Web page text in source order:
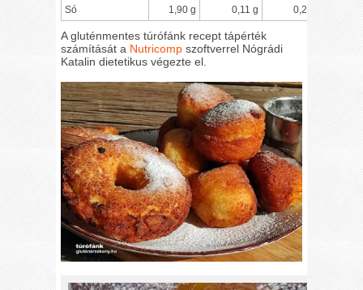
Só
1,90 g 0,11 g 0,21 g
A gluténmentes túrófánk recept tápérték
számítását a Nutricomp szoftverrel Nógrádi
Katalin dietetikus végezte el.